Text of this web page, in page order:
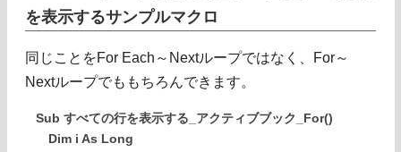
を表示するサンプルマクロ
同じことをFor Each～Nextループではなく、For～
Nextループでももちろんできます。
Sub すべての行を表示する_アクティブブック_For()
Dim i As Long